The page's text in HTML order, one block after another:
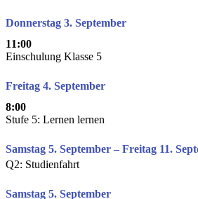
Donnerstag 3. September
11:00
Einschulung Klasse 5
Freitag 4. September
8:00
Stufe 5: Lernen lernen
Samstag 5. September – Freitag 11.
Q2: Studienfahrt
Samstag 5. September